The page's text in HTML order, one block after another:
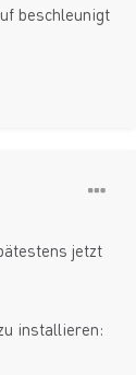
beschleunigt
jetzt
installieren: